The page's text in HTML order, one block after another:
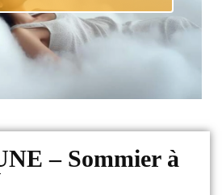
– Sommier à